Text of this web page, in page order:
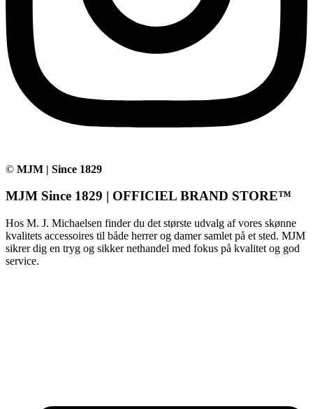
© MJM | Since 1829
MJM Since 1829 | OFFICIEL BRAND STORE™
Hos M. J. Michaelsen finder du det største udvalg af vores skønne
kvalitets accessoires til både herrer og damer samlet på et sted. MJM
sikrer dig en tryg og sikker nethandel med fokus på kvalitet og god
service.